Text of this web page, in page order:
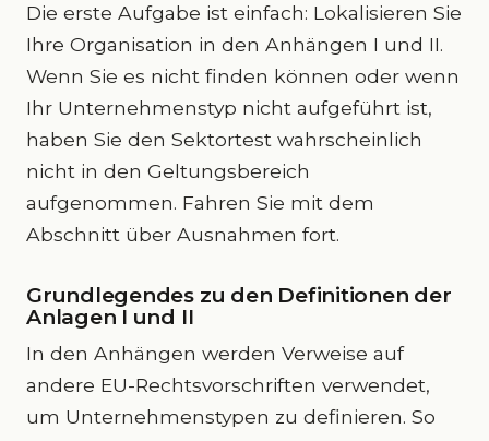
Die erste Aufgabe ist einfach: Lokalisieren Sie
Ihre Organisation in den Anhängen I und II.
Wenn Sie es nicht finden können oder wenn
Ihr Unternehmenstyp nicht aufgeführt ist,
haben Sie den Sektortest wahrscheinlich
nicht in den Geltungsbereich
aufgenommen. Fahren Sie mit dem
Abschnitt über Ausnahmen fort.
Grundlegendes zu den Definitionen der
Anlagen I und II
In den Anhängen werden Verweise auf
andere EU-Rechtsvorschriften verwendet,
um Unternehmenstypen zu definieren. So